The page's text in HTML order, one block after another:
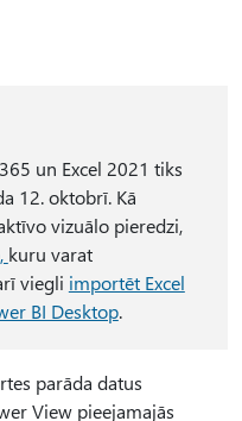
un Excel 2021 tiks
12. oktobrī. Kā
vizuālo pieredzi,
kuru varat
viegli importēt Excel
BI Desktop.
parāda datus
View pieejamajās